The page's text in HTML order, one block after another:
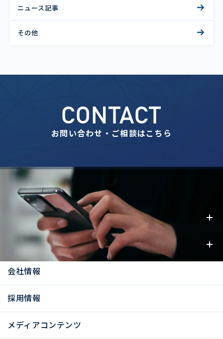
ニュース記事
その他
CONTACT
お問い合わせ・ご相談はこちら
事業内容
お知らせ
会社情報
採用情報
メディアコンテンツ